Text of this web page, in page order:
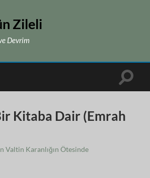
Zileli
Devrim
Toggle
Kitaba Dair (Emrah
Valtin Karanlığın Ötesinde